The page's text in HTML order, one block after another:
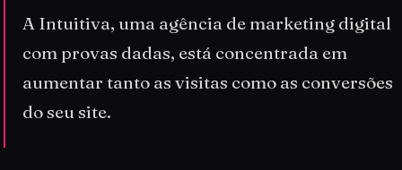
A Intuitiva, uma agência de marketing digital
com provas dadas, está concentrada em
aumentar tanto as visitas como as conversões
do seu site.